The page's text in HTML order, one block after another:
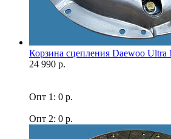
Корзина сцепления Daewoo
24 990 р.
Опт 1: 0 р.
Опт 2: 0 р.